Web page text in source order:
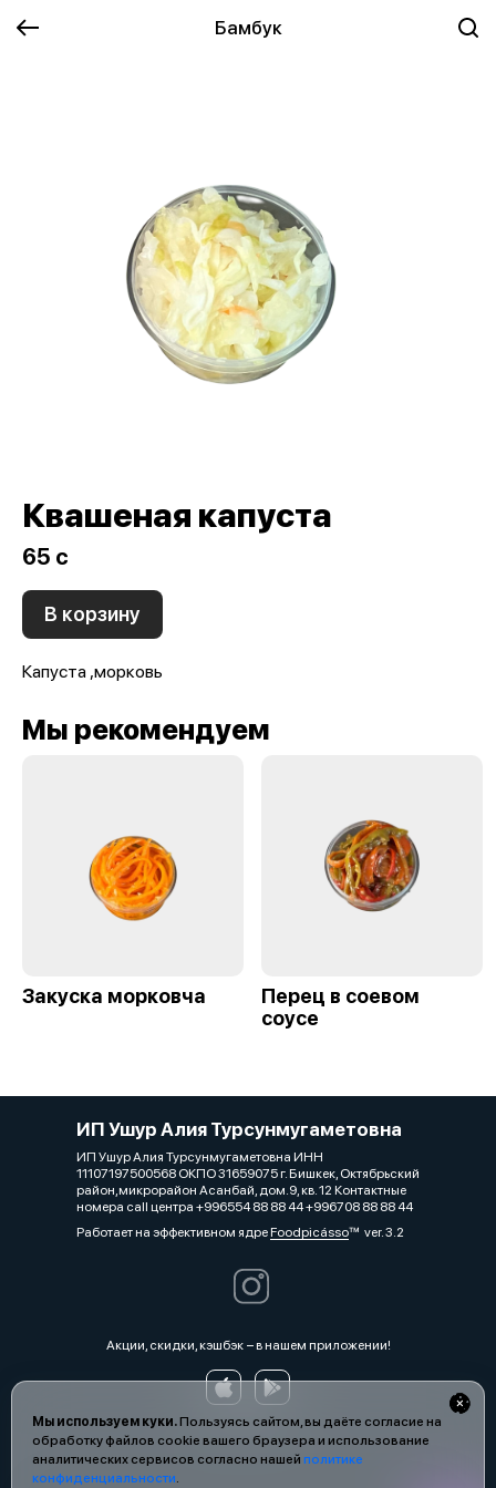
Бамбук
Мы используем куки.Пользуясь сайтом, вы даёте согласие на
обработку файлов cookie вашего браузера и использование
аналитических сервисов согласно нашей политике
конфиденциальности.
Квашеная капуста
65 c
В корзину
Капуста ,морковь
Мы рекомендуем
Закуска морковча
Перец в соевом
соусе
ИП Ушур Алия Турсунмугаметовна
ИП Ушур Алия Турсунмугаметовна ИНН
11107197500568 ОКПО 31659075 г. Бишкек, Октябрьский
район,микрорайон Асанбай, дом.9, кв. 12 Контактные
номера call центра +996554 88 88 44 +996708 88 88 44
Работает на эффективном ядреFoodpicássover. 3.2
Акции, скидки, кэшбэк − в нашем приложении!